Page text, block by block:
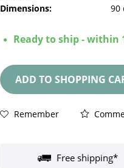
Dimensions:
90
Ready to ship - within
ADD TO SHOPPING
Remember
Free shipping*